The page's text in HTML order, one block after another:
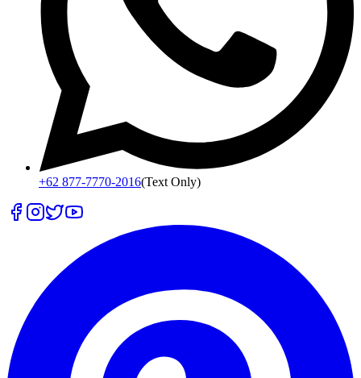
+62 877-7770-2016(Text Only)